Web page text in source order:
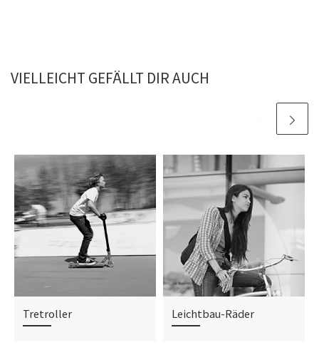
VIELLEICHT GEFÄLLT DIR AUCH
Tretroller Leichtbau-Räder